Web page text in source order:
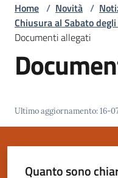
Amministrazione
Novità
Servizi
Vivere
Dozza
Home / Novità /
Chiusura al Sabato
Documenti allegati
Ultimo aggiornamento:16-
Quanto sono